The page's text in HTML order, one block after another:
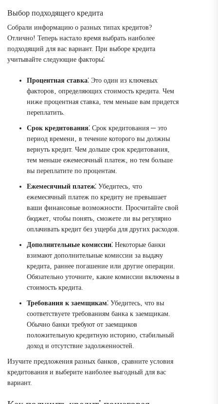
Выбор подходящего кредита
Собрали информацию о разных типах кредитов?
Отлично! Теперь настало время выбрать наиболее
подходящий для вас вариант. При выборе кредита
учитывайте следующие факторы⁚
Процентная ставка⁚ Это один из ключевых
факторов‚ определяющих стоимость кредита. Чем
ниже процентная ставка‚ тем меньше вам придется
переплатить.
Срок кредитования⁚ Срок кредитования ─ это
период времени‚ в течение которого вы должны
вернуть кредит. Чем дольше срок кредитования‚
тем меньше ежемесячный платеж‚ но тем больше
вы переплатите по процентам.
Ежемесячный платеж⁚ Убедитесь‚ что
ежемесячный платеж по кредиту не превышает
ваши финансовые возможности. Просчитайте свой
бюджет‚ чтобы понять‚ сможете ли вы регулярно
оплачивать кредит без ущерба для других расходов.
Дополнительные комиссии⁚ Некоторые банки
взимают дополнительные комиссии за выдачу
кредита‚ раннее погашение или другие операции.
Обязательно уточните‚ какие комиссии включены в
стоимость кредита.
Требования к заемщикам⁚ Убедитесь‚ что вы
соответствуете требованиям банка к заемщикам.
Обычно банки требуют от заемщиков
положительную кредитную историю‚ стабильный
доход и отсутствие задолженностей.
Изучите предложения разных банков‚ сравните условия
кредитования и выберите наиболее выгодный для вас
вариант.